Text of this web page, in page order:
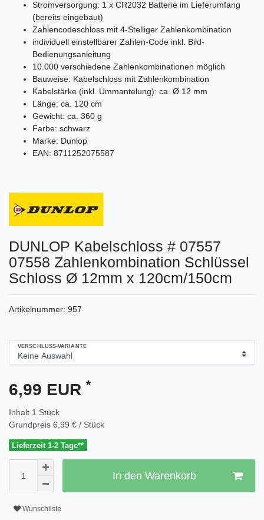
Stromversorgung: 1 x CR2032 Batterie im Lieferumfang
(bereits eingebaut)
Zahlencodeschloss mit 4-Stelliger Zahlenkombination
individuell einstellbarer Zahlen-Code inkl. Bild-
Bedienungsanleitung
10.000 verschiedene Zahlenkombinationen möglich
Bauweise: Kabelschloss mit Zahlenkombination
Kabelstärke (inkl. Ummantelung): ca. Ø 12 mm
Länge: ca. 120 cm
Gewicht: ca. 360 g
Farbe: schwarz
Marke: Dunlop
EAN: 8711252075587
DUNLOP Kabelschloss # 07557
07558 Zahlenkombination Schlüssel
Schloss Ø 12mm x 120cm/150cm
Artikelnummer: 957
VERSCHLUSS-VARIANTE
6,99 EUR *
Inhalt 1 Stück
Grundpreis 6,99 € / Stück
Lieferzeit 1-2 Tage**
In den Warenkorb
Wunschliste